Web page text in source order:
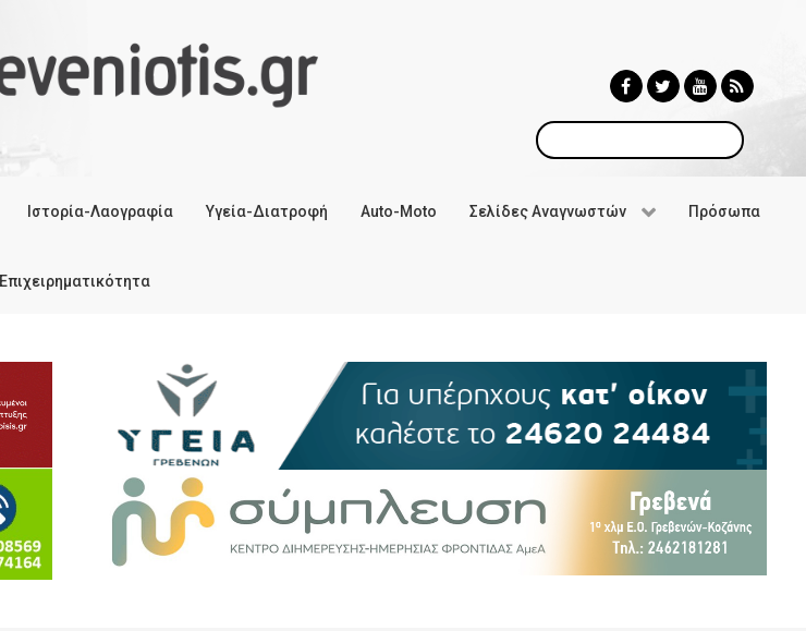
Αναζήτηση
Ιστορία-Λαογραφία Υγεία-Διατροφή Auto-Moto Σελίδες Αναγνωστών Πρόσωπα
Επιχειρηματικότητα